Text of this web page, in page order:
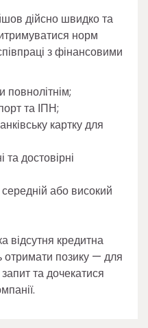
дійсно швидко та
норм
з фінансовими
повнолітнім;
та ІПН;
картку для
та достовірні
або високий
відсутня кредитна
отримати позику — для
та дочекатися